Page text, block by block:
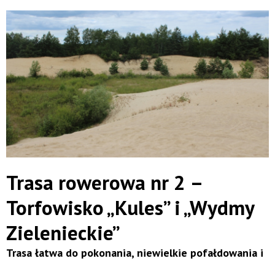
Trasa rowerowa nr 2 –
Torfowisko „Kules” i „Wydmy
Zielenieckie”
Trasa łatwa do pokonania, niewielkie pofałdowania i